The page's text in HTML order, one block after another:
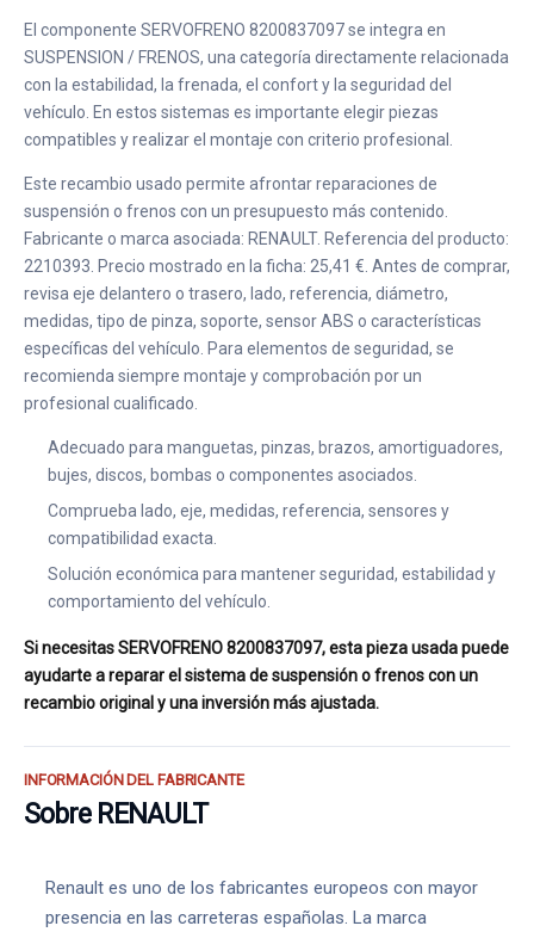
El componente SERVOFRENO 8200837097 se integra en
SUSPENSION / FRENOS, una categoría directamente relacionada
con la estabilidad, la frenada, el confort y la seguridad del
vehículo. En estos sistemas es importante elegir piezas
compatibles y realizar el montaje con criterio profesional.
Este recambio usado permite afrontar reparaciones de
suspensión o frenos con un presupuesto más contenido.
Fabricante o marca asociada: RENAULT. Referencia del producto:
2210393. Precio mostrado en la ficha: 25,41 €. Antes de comprar,
revisa eje delantero o trasero, lado, referencia, diámetro,
medidas, tipo de pinza, soporte, sensor ABS o características
específicas del vehículo. Para elementos de seguridad, se
recomienda siempre montaje y comprobación por un
profesional cualificado.
Adecuado para manguetas, pinzas, brazos, amortiguadores,
bujes, discos, bombas o componentes asociados.
Comprueba lado, eje, medidas, referencia, sensores y
compatibilidad exacta.
Solución económica para mantener seguridad, estabilidad y
comportamiento del vehículo.
Si necesitas SERVOFRENO 8200837097, esta pieza usada puede
ayudarte a reparar el sistema de suspensión o frenos con un
recambio original y una inversión más ajustada.
INFORMACIÓN DEL FABRICANTE
Sobre RENAULT
Renault es uno de los fabricantes europeos con mayor
presencia en las carreteras españolas. La marca